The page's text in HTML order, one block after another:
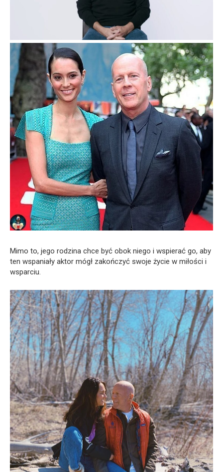
Mimo to, jego rodzina chce być obok niego i wspierać go, aby
ten wspaniały aktor mógł zakończyć swoje życie w miłości i
wsparciu.